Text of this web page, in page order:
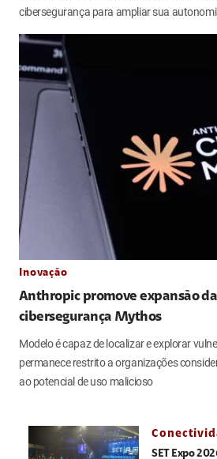
cibersegurança para ampliar sua
Inovação
Anthropic promove expansão
cibersegurança Mythos
Modelo é capaz de localizar e explorar
permanece restrito a organizações
ao potencial de uso malicioso
SET Expo